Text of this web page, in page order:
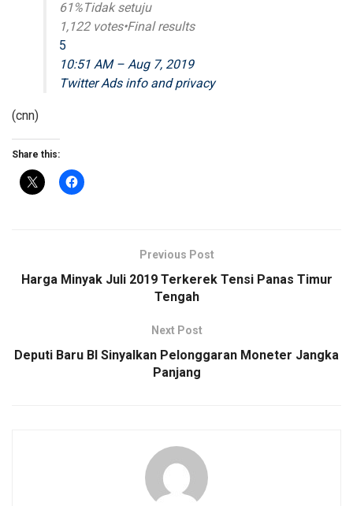
61%Tidak setuju
1,122 votes•Final results
5
10:51 AM – Aug 7, 2019
Twitter Ads info and privacy
(cnn)
Share this:
Previous Post
Harga Minyak Juli 2019 Terkerek Tensi Panas Timur
Tengah
Next Post
Deputi Baru BI Sinyalkan Pelonggaran Moneter Jangka
Panjang